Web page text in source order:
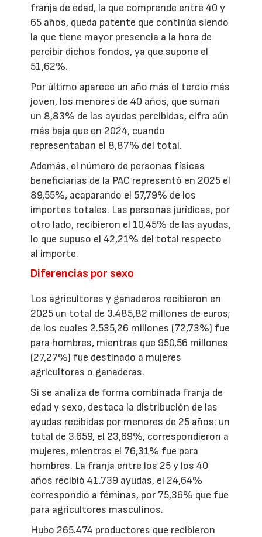
franja de edad, la que comprende entre 40 y
65 años, queda patente que continúa siendo
la que tiene mayor presencia a la hora de
percibir dichos fondos, ya que supone el
51,62%.
Por último aparece un año más el tercio más
joven, los menores de 40 años, que suman
un 8,83% de las ayudas percibidas, cifra aún
más baja que en 2024, cuando
representaban el 8,87% del total.
Además, el número de personas físicas
beneficiarias de la PAC representó en 2025 el
89,55%, acaparando el 57,79% de los
importes totales. Las personas jurídicas, por
otro lado, recibieron el 10,45% de las ayudas,
lo que supuso el 42,21% del total respecto
al importe.
Diferencias por sexo
Los agricultores y ganaderos recibieron en
2025 un total de 3.485,82 millones de euros;
de los cuales 2.535,26 millones (72,73%) fue
para hombres, mientras que 950,56 millones
(27,27%) fue destinado a mujeres
agricultoras o ganaderas.
Si se analiza de forma combinada franja de
edad y sexo, destaca la distribución de las
ayudas recibidas por menores de 25 años: un
total de 3.659, el 23,69%, correspondieron a
mujeres, mientras el 76,31% fue para
hombres. La franja entre los 25 y los 40
años recibió 41.739 ayudas, el 24,64%
correspondió a féminas, por 75,36% que fue
para agricultores masculinos.
Hubo 265.474 productores que recibieron